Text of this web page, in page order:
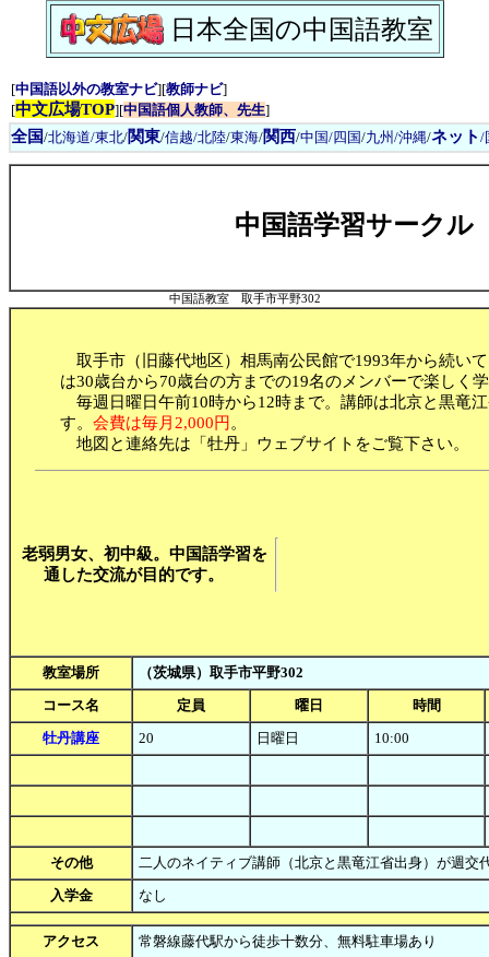
日本全国の中国語教室
[中国語以外の教室ナビ][教師ナビ]
[中文広場TOP][中国語個人教師、先生]
全国/北海道/東北/関東/信越/北陸/東海/関西/中国/四国/九州/沖縄/ネット /
中国語学習サークル
中国語教室 取手市平野302
取手市（旧藤代地区）相馬南公民館で1993年から続い
は30歳台から70歳台の方までの19名のメンバーで楽しく
毎週日曜日午前10時から12時まで。講師は北京と黒竜
す。 会費は毎月2,000円 。
地図と連絡先は「牡丹」ウェブサイトをご覧下さい。
老弱男女、初中級。中国語学習を
通した交流が目的です。
教室場所
（茨城県）取手市平野302
コース名
定員 曜日
時間
牡丹講座
20 日曜日 10:00
その他
二人のネイティブ講師（北京と黒竜江省出身）が週
入学金
なし
アクセス 常磐線藤代駅から徒歩十数分、無料駐車場あり